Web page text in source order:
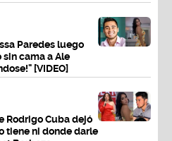
Paredes luego
cama a Ale
[VIDEO]
Rodrigo Cuba dejó
tiene ni donde darle